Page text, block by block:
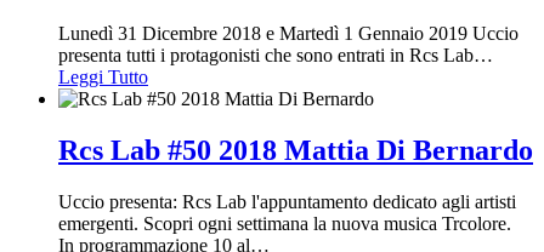
Lunedì 31 Dicembre 2018 e Martedì 1 Gennaio 2019 Uccio
presenta tutti i protagonisti che sono entrati in Rcs Lab…
Leggi Tutto
Rcs Lab #50 2018 Mattia Di Bernardo
Uccio presenta: Rcs Lab l'appuntamento dedicato agli artisti
emergenti. Scopri ogni settimana la nuova musica Trcolore.
In programmazione 10 al…